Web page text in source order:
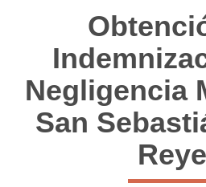
Negligencia
San